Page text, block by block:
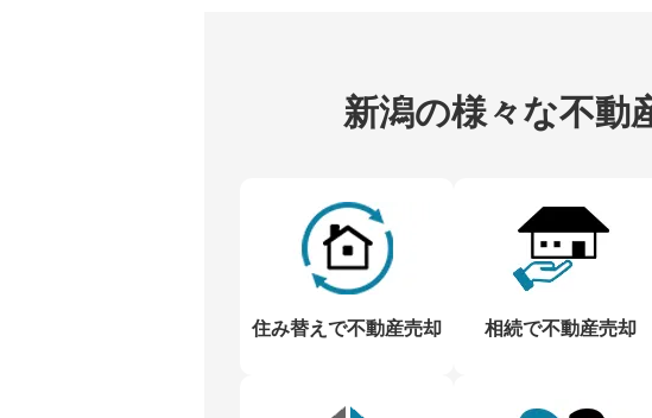
新潟の様々な不動
住み替えで不動産売却 相続で不動産売却